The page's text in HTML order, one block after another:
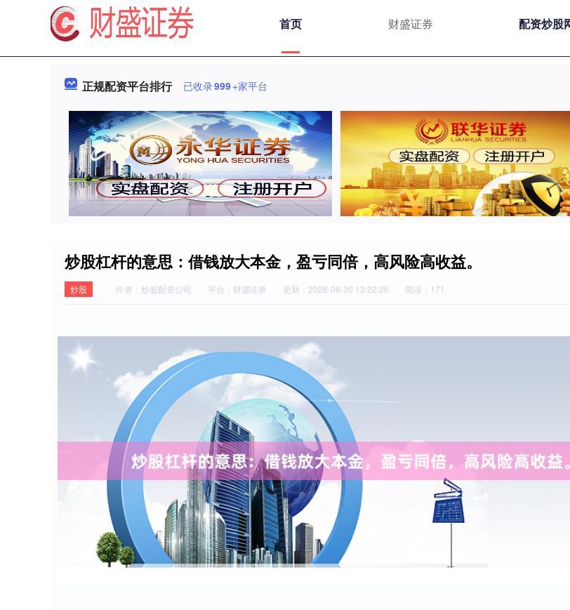
首页 财盛证券 配资炒股
正规配资平台排行 已收录999+家平台
炒股杠杆的意思：借钱放大本金，盈亏同倍，高风险高收益。
炒股 作者：炒股配资公司 平台：财盛证券 更新：2026-06-30 13:22:36 阅读：171